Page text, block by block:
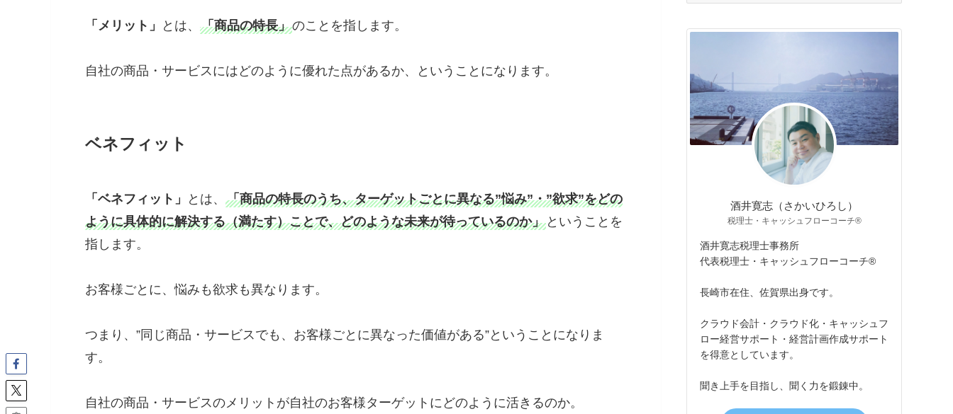
「メリット」 とは、 「商品の特長」のことを指します。
自社の商品・サービスにはどのように優れた点があるか、ということになります。
ベネフィット
「ベネフィット」 とは、 「商品の特長のうち、ターゲットごとに異なる”悩み”・”欲求”をどの
ように具体的に解決する（満たす）ことで、どのような未来が待っているのか」 ということを
指します。
お客様ごとに、悩みも欲求も異なります。
つまり、”同じ商品・サービスでも、お客様ごとに異なった価値がある”ということになりま
す。
自社の商品・サービスのメリットが自社のお客様ターゲットにどのように活きるのか。
リ
酒井寛志（さかいひろし）
税理士・キャッシュフローコーチ®
酒井寛志税理士事務所
代表税理士・キャッシュフローコーチ®
長崎市在住、佐賀県出身です。
クラウド会計・クラウド化・キャッシュフ
ロー経営サポート・経営計画作成サポート
を得意としています。
聞き上手を目指し、聞く力を鍛錬中。